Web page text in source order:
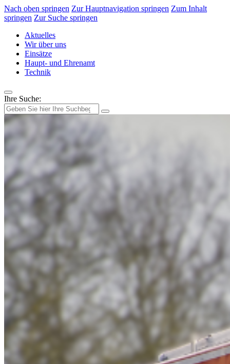
Nach oben springen Zur Hauptnavigation springen Zum Inhalt
springen Zur Suche springen
Aktuelles
Wir über uns
Einsätze
Haupt- und Ehrenamt
Technik
Ihre Suche: